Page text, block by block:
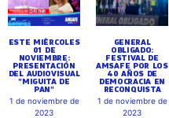
ESTE MIÉRCOLES
01 DE
NOVIEMBRE:
PRESENTACIÓN
DEL AUDIOVISUAL
"MIGUITA DE
PAN"
1 de noviembre de
2023
GENERAL
OBLIGADO:
FESTIVAL DE
AMSAFE POR LOS
40 AÑOS DE
DEMOCRACIA EN
RECONQUISTA
1 de noviembre de
2023